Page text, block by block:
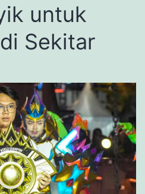
untuk
Sekitar